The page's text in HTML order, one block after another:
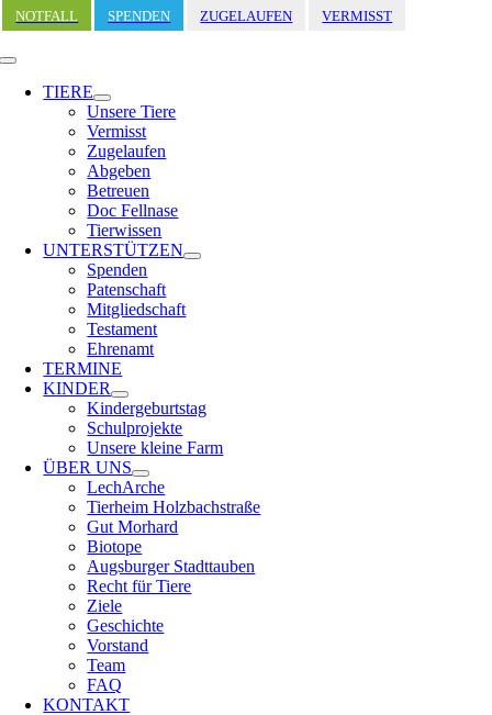
Zum
Inhalt
springen
NOTFALL SPENDEN ZUGELAUFEN VERMISST
Toggle
Navigation
TIERE
Unsere Tiere
Vermisst
Zugelaufen
Abgeben
Betreuen
Doc Fellnase
Tierwissen
UNTERSTÜTZEN
Spenden
Patenschaft
Mitgliedschaft
Testament
Ehrenamt
TERMINE
KINDER
Kindergeburtstag
Schulprojekte
Unsere kleine Farm
ÜBER UNS
LechArche
Tierheim Holzbachstraße
Gut Morhard
Biotope
Augsburger Stadttauben
Recht für Tiere
Ziele
Geschichte
Vorstand
Team
FAQ
KONTAKT